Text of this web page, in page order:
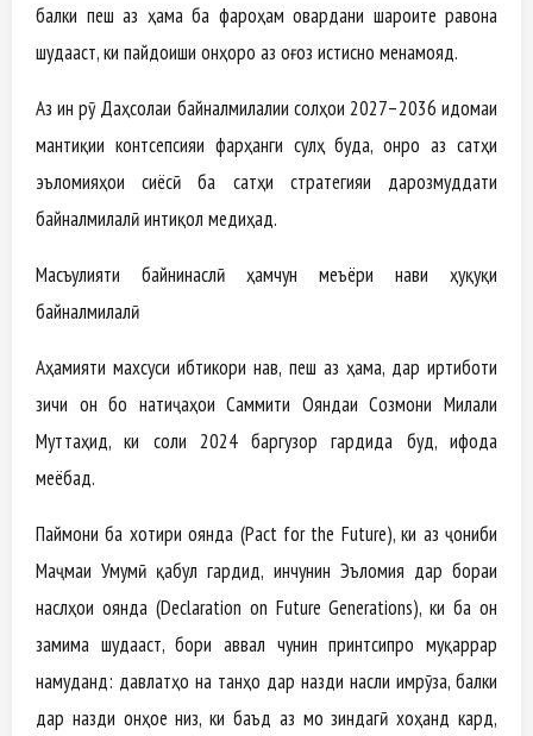
балки пеш аз ҳама ба фароҳам овардани шароите равона
шудааст, ки пайдоиши онҳоро аз оғоз истисно менамояд.
Аз ин рӯ Даҳсолаи байналмилалии солҳои 2027–2036 идомаи
мантиқии контсепсияи фарҳанги сулҳ буда, онро аз сатҳи
эъломияҳои сиёсӣ ба сатҳи стратегияи дарозмуддати
байналмилалӣ интиқол медиҳад.
Масъулияти байнинаслӣ ҳамчун меъёри нави ҳуқуқи
байналмилалӣ
Аҳамияти махсуси ибтикори нав, пеш аз ҳама, дар иртиботи
зичи он бо натиҷаҳои Саммити Ояндаи Созмони Милали
Муттаҳид, ки соли 2024 баргузор гардида буд, ифода
меёбад.
Паймони ба хотири оянда (Pact for the Future), ки аз ҷониби
Маҷмаи Умумӣ қабул гардид, инчунин Эъломия дар бораи
наслҳои оянда (Declaration on Future Generations), ки ба он
замима шудааст, бори аввал чунин принтсипро муқаррар
намуданд: давлатҳо на танҳо дар назди насли имрӯза, балки
дар назди онҳое низ, ки баъд аз мо зиндагӣ хоҳанд кард,